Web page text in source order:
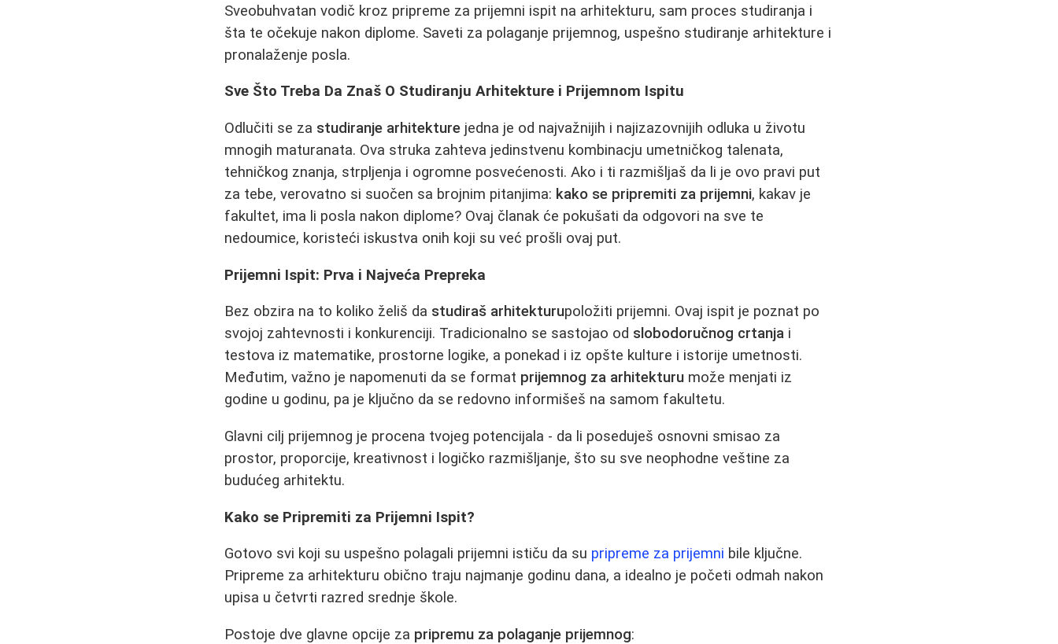
Sveobuhvatan vodič kroz pripreme za prijemni ispit na arhitekturu, sam proces studiranja i
šta te očekuje nakon diplome. Saveti za polaganje prijemnog, uspešno studiranje arhitekture i
pronalaženje posla.
Sve Što Treba Da Znaš O Studiranju Arhitekture i Prijemnom Ispitu
Odlučiti se za studiranje arhitekture jedna je od najvažnijih i najizazovnijih odluka u životu
mnogih maturanata. Ova struka zahteva jedinstvenu kombinacju umetničkog talenata,
tehničkog znanja, strpljenja i ogromne posvećenosti. Ako i ti razmišljaš da li je ovo pravi put
za tebe, verovatno si suočen sa brojnim pitanjima: kako se pripremiti za prijemni, kakav je
fakultet, ima li posla nakon diplome? Ovaj članak će pokušati da odgovori na sve te
nedoumice, koristeći iskustva onih koji su već prošli ovaj put.
Prijemni Ispit: Prva i Najveća Prepreka
Bez obzira na to koliko želiš da studiraš arhitekturupoložiti prijemni. Ovaj ispit je poznat po
svojoj zahtevnosti i konkurenciji. Tradicionalno se sastojao od slobodoručnog crtanja i
testova iz matematike, prostorne logike, a ponekad i iz opšte kulture i istorije umetnosti.
Međutim, važno je napomenuti da se format prijemnog za arhitekturu može menjati iz
godine u godinu, pa je ključno da se redovno informišeš na samom fakultetu.
Glavni cilj prijemnog je procena tvojeg potencijala - da li poseduješ osnovni smisao za
prostor, proporcije, kreativnost i logičko razmišljanje, što su sve neophodne veštine za
budućeg arhitektu.
Kako se Pripremiti za Prijemni Ispit?
Gotovo svi koji su uspešno polagali prijemni ističu da su pripreme za prijemni bile ključne.
Pripreme za arhitekturu obično traju najmanje godinu dana, a idealno je početi odmah nakon
upisa u četvrti razred srednje škole.
Postoje dve glavne opcije za pripremu za polaganje prijemnog: